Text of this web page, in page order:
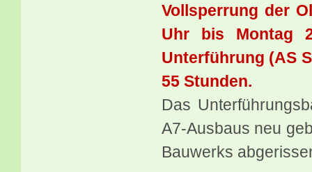
Vollsperrung der
Uhr bis Montag
Unterführung (AS
55 Stunden.
Das
A7-Ausbaus neu
Bauwerks